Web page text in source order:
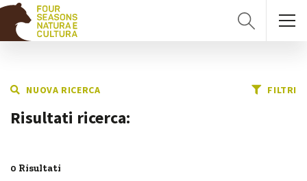
NUOVA RICERCA FILTRI
Risultati ricerca:
0 Risultati